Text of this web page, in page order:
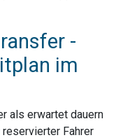
-
im
als erwartet dauern
reservierter Fahrer